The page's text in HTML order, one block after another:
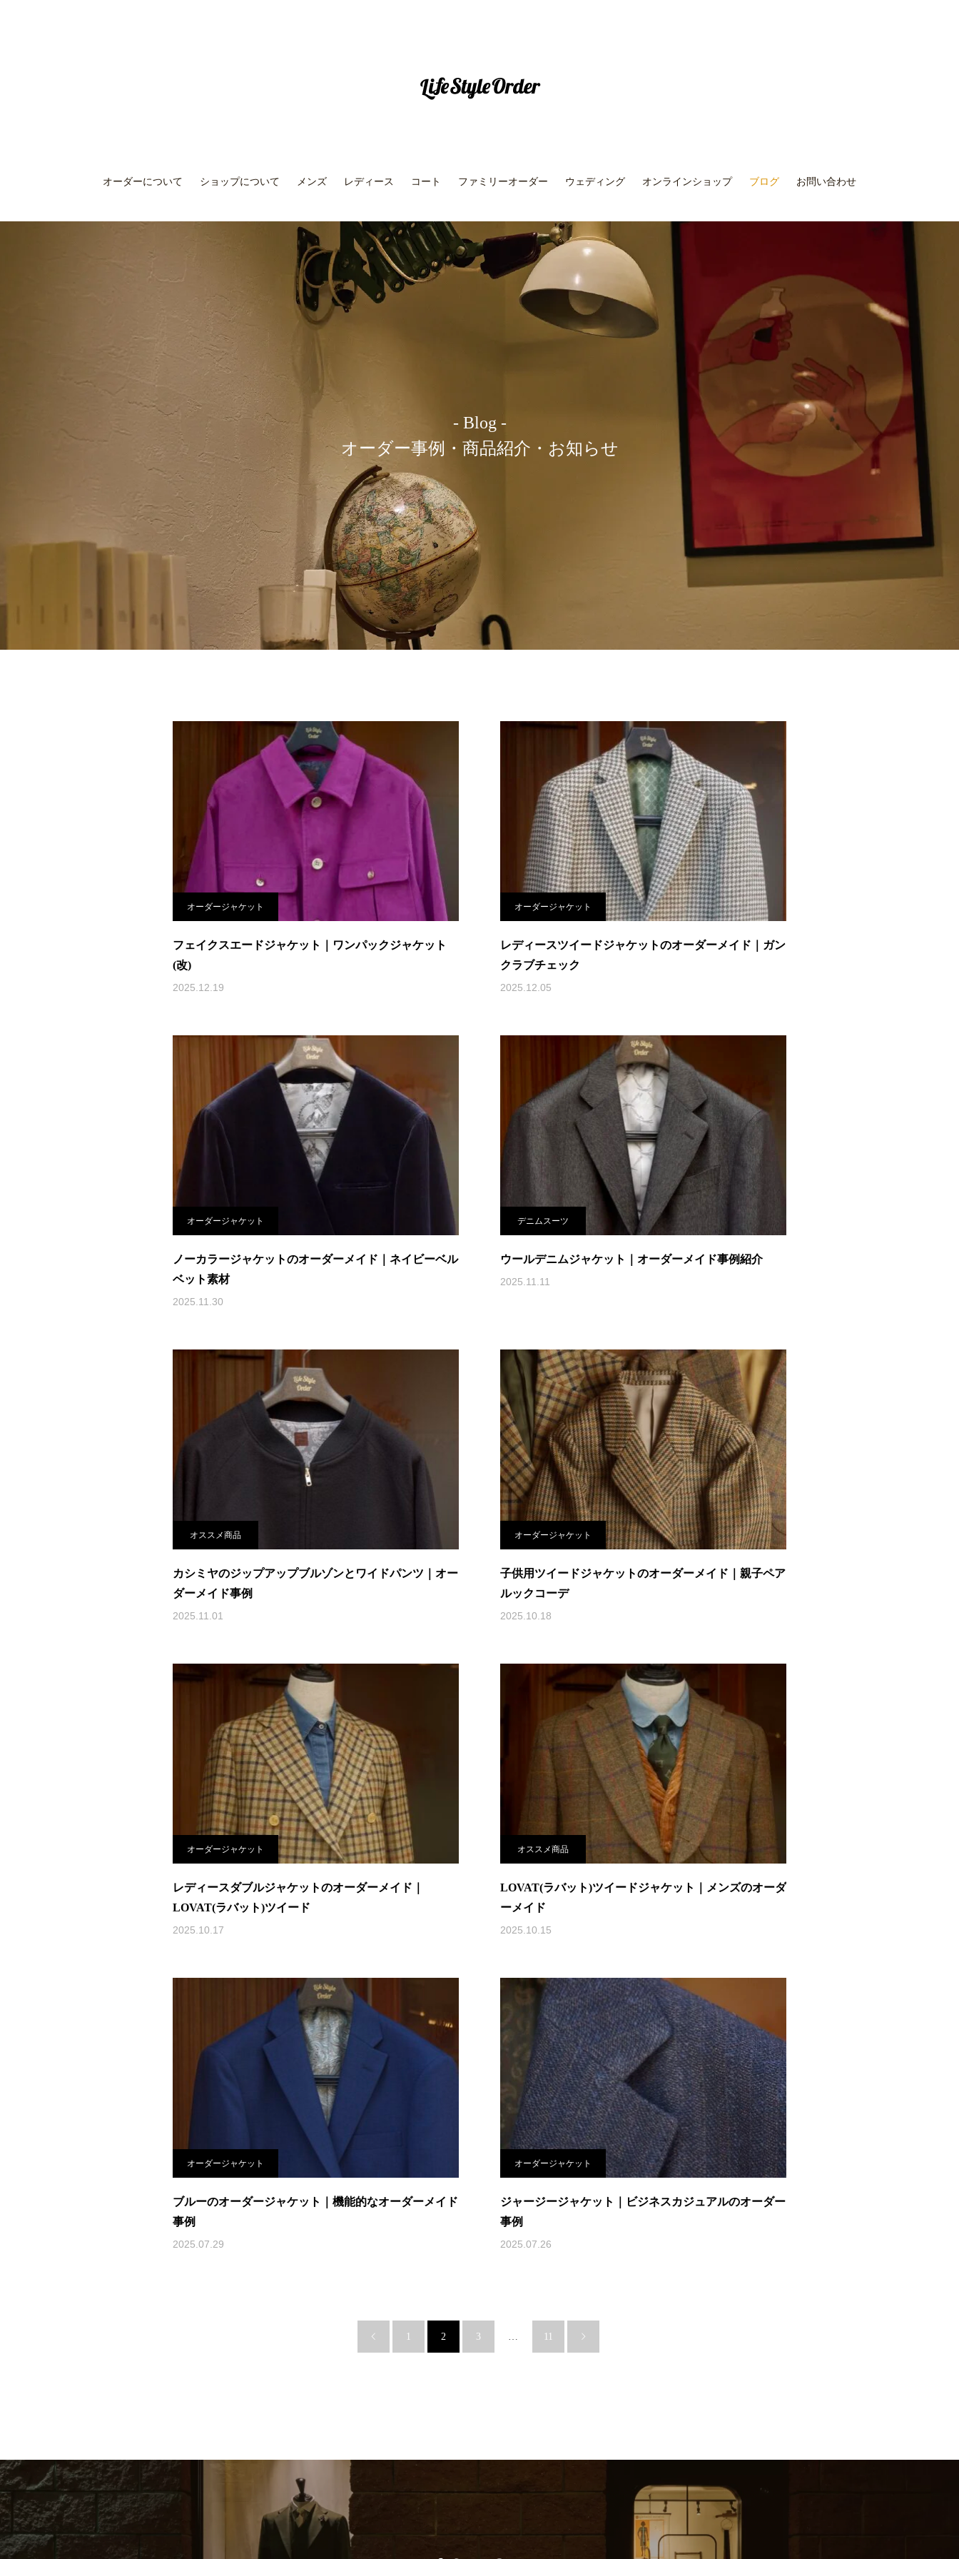
オーダーについて ショップについて メンズ レディース コート ファミリーオーダー ウェディング オンラインショップ ブログ お問い合わせ
- Blog -
オーダー事例・商品紹介・お知らせ
オーダージャケット
フェイクスエードジャケット｜ワンパックジャケット
(改)
2025.12.19
オーダージャケット
レディースツイードジャケットのオーダーメイド｜ガン
クラブチェック
2025.12.05
オーダージャケット
ノーカラージャケットのオーダーメイド｜ネイビーベル
ベット素材
2025.11.30
デニムスーツ
ウールデニムジャケット｜オーダーメイド事例紹介
2025.11.11
オススメ商品
カシミヤのジップアップブルゾンとワイドパンツ｜オー
ダーメイド事例
2025.11.01
オーダージャケット
子供用ツイードジャケットのオーダーメイド｜親子ペア
ルックコーデ
2025.10.18
オーダージャケット
レディースダブルジャケットのオーダーメイド｜
LOVAT(ラバット)ツイード
2025.10.17
オススメ商品
LOVAT(ラバット)ツイードジャケット｜メンズのオーダ
ーメイド
2025.10.15
オーダージャケット
ブルーのオーダージャケット｜機能的なオーダーメイド
事例
2025.07.29
オーダージャケット
ジャージージャケット｜ビジネスカジュアルのオーダー
事例
2025.07.26
1 2 3 … 11